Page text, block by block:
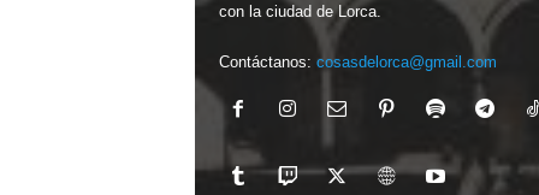
con la ciudad de Lorca.
Contáctanos: cosasdelorca@gmail.com